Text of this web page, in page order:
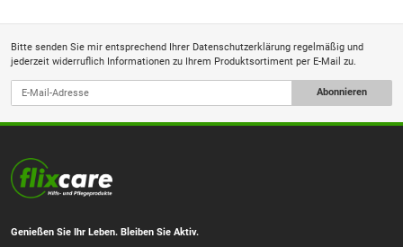
Bitte senden Sie mir entsprechend Ihrer Datenschutzerklärung regelmäßig und
jederzeit widerruflich Informationen zu Ihrem Produktsortiment per E-Mail zu.
Abonnieren
Genießen Sie Ihr Leben. Bleiben Sie Aktiv.